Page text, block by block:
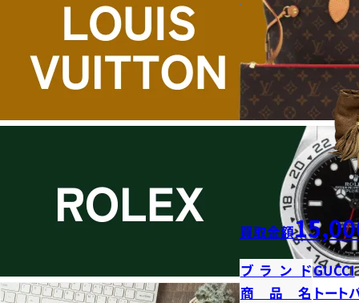
買取金額
ブランドGUCCI
商品名 トート